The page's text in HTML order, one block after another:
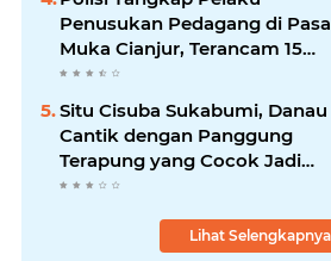
Penusukan Pedagang di
Muka Cianjur, Terancam 15
Tahun Penjara
Situ Cisuba Sukabumi, Danau
Cantik dengan Panggung
Terapung yang Cocok Jadi
Destinasi Libur Akhir Pekan
Lihat Selengkapnya